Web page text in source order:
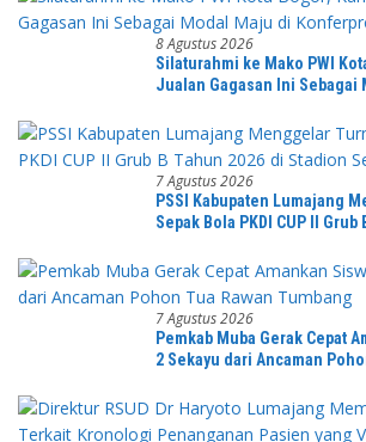
8 Agustus 2026
Silaturahmi ke Mako PWI
Jualan Gagasan Ini Sebagai
7 Agustus 2026
PSSI Kabupaten Lumajang
Sepak Bola PKDI CUP II Grub
7 Agustus 2026
Pemkab Muba Gerak Cepat
2 Sekayu dari Ancaman